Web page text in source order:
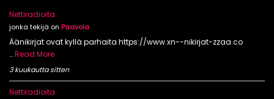
Nettiradioita
jonka tekijä on Paavola
Äänikirjat ovat kyllä parhaita https://www.xn--nikirjat-zzaa.co
…Read More
3 kuukautta sitten
Nettiradioita